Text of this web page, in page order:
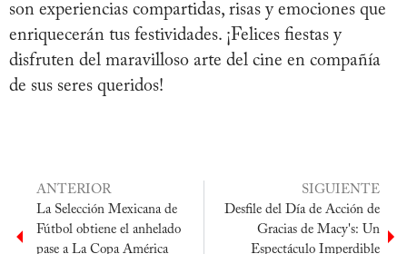
son experiencias compartidas, risas y emociones que
enriquecerán tus festividades. ¡Felices fiestas y
disfruten del maravilloso arte del cine en compañía
de sus seres queridos!
ANTERIOR
La Selección Mexicana de
Fútbol obtiene el anhelado
pase a La Copa América
SIGUIENTE
Desfile del Día de Acción de
Gracias de Macy's: Un
Espectáculo Imperdible